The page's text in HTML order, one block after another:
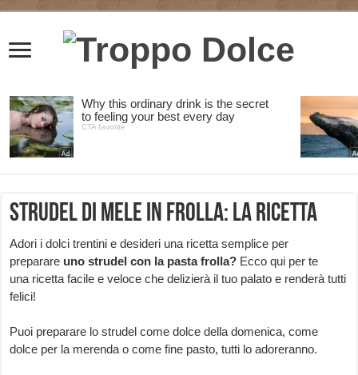
Strudel di mele in frolla: la ricetta
Adori i dolci trentini e desideri una ricetta semplice per
preparare uno strudel con la pasta frolla? Ecco qui per te
una ricetta facile e veloce che delizierà il tuo palato e renderà tutti
felici!
Puoi preparare lo strudel come dolce della domenica, come
dolce per la merenda o come fine pasto, tutti lo adoreranno.